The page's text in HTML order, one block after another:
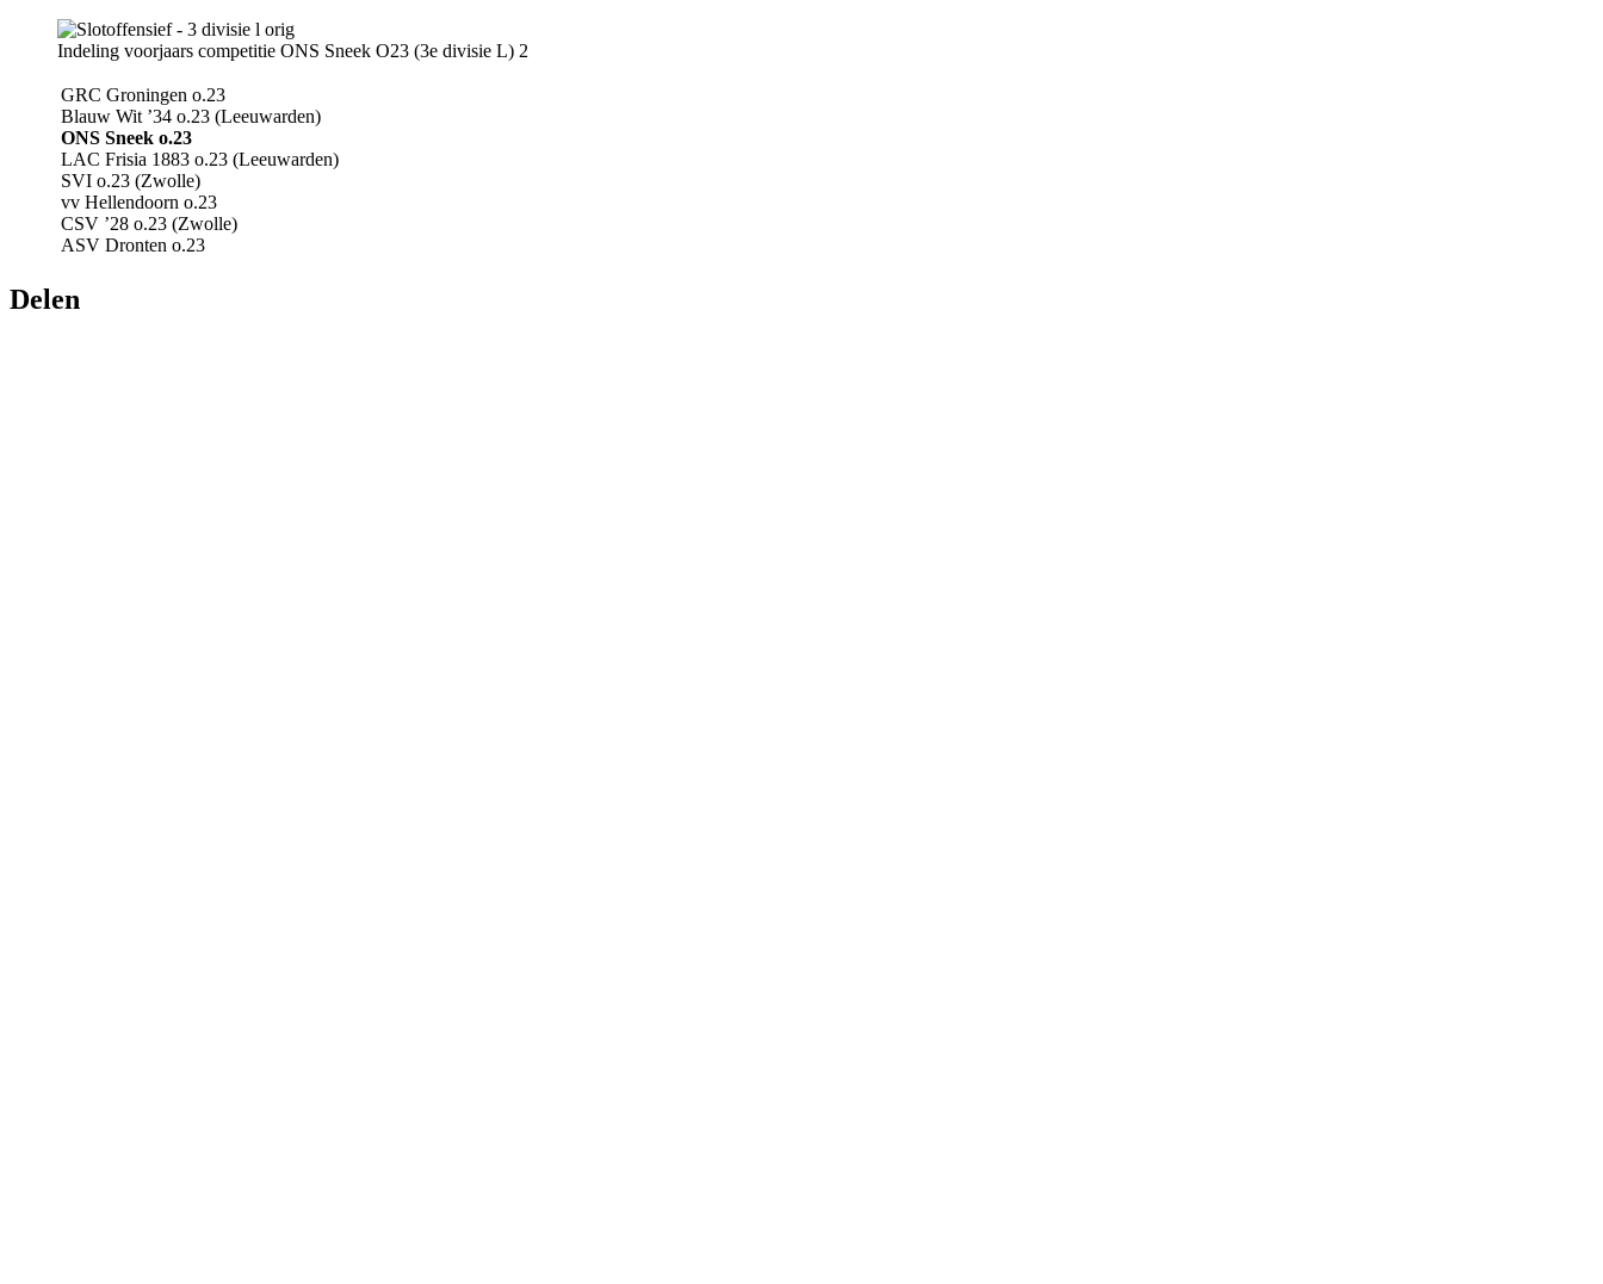
Indeling voorjaars competitie ONS Sneek O23 (3e divisie L) 2
GRC Groningen o.23
Blauw Wit ’34 o.23 (Leeuwarden)
ONS Sneek o.23
LAC Frisia 1883 o.23 (Leeuwarden)
SVI o.23 (Zwolle)
vv Hellendoorn o.23
CSV ’28 o.23 (Zwolle)
​ASV Dronten o.23
Delen